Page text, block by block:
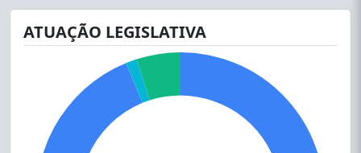
ATUAÇÃO LEGISLATIVA